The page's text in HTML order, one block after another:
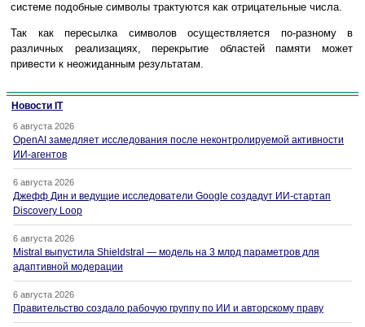
системе подобные символы трактуются как отрицательные числа.
Так как пересылка символов осуществляется по-разному в
различных реализациях, перекрытие областей памяти может
привести к неожиданным результатам.
Новости IT
6 августа 2026
OpenAI замедляет исследования после неконтролируемой активности
ИИ-агентов
6 августа 2026
Джефф Дин и ведущие исследователи Google создадут ИИ-стартап
Discovery Loop
6 августа 2026
Mistral выпустила Shieldstral — модель на 3 млрд параметров для
адаптивной модерации
6 августа 2026
Правительство создало рабочую группу по ИИ и авторскому праву